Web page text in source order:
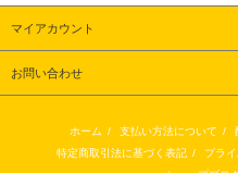
マイアカウント
お問い合わせ
ホーム / 支払い方法について /
特定商取引法に基づく表記 / プラ